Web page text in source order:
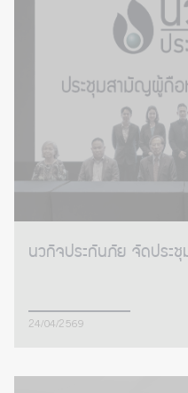
นวกิจประกันภัย จัดประ
24/04/2569